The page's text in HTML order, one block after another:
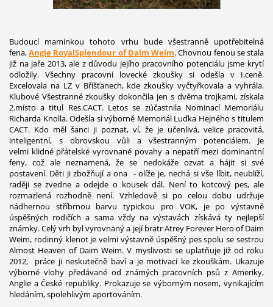
Budoucí maminkou tohoto vrhu bude všestranně upotřebitelná
fena,Angie RoyalSplendour of Daim Weim. Chovnou fenou se stala
již na jaře 2013, ale z důvodu jejího pracovního potenciálu jsme krytí
odložily. Všechny pracovní lovecké zkoušky si odešla v I.ceně.
Excelovala na LZ v Bříšťanech, kde zkoušky vyčtyřkovala a vyhrála.
Klubové Všestranné zkoušky dokončila jen s dvěma trojkami, získala
2.místo a titul Res.CACT. Letos se zúčastnila Nominací Memoriálu
Richarda Knolla. Odešla si výborně Memoriál Luďka Hejného s titulem
CACT. Kdo měl šanci ji poznat, ví, že je učenlivá, velice pracovitá,
inteligentní, s obrovskou vůli a všestranným potenciálem. Je
velmi klidné přátelské vyrovnané povahy a nepatří mezi dominantní
feny, což ale neznamená, že se nedokáže ozvat a hájit si své
postavení. Děti ji zbožňují a ona - olíže je, nechá si vše líbit, neublíží,
raději se zvedne a odejde o kousek dál. Není to kotcový pes, ale
rozmazlená rozhodně není. Vzhledově si po celou dobu udržuje
nádhernou stříbrnou barvu typickou pro VOK, je po výstavně
úspěšných rodičích a sama vždy na výstavách získává ty nejlepší
známky. Celý vrh byl vyrovnaný a její bratr Atrey Forever Hero of Daim
Weim, rodinný klenot je velmi výstavně úspěšný pes spolu se sestrou
Almost Heaven of Daim Weim. V myslivosti se uplatňuje již od roku
2012, práce ji neskutečně baví a je motivací ke zkouškám. Ukazuje
výborné vlohy předávané od známých pracovních psů z Ameriky,
Anglie a České republiky. Prokazuje se výborným nosem, vynikajícím
hledáním, spolehlivým aportováním.